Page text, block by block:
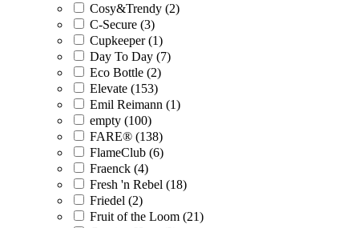
Cosy&Trendy (2)
C-Secure (3)
Cupkeeper (1)
Day To Day (7)
Eco Bottle (2)
Elevate (153)
Emil Reimann (1)
empty (100)
FARE® (138)
FlameClub (6)
Fraenck (4)
Fresh 'n Rebel (18)
Friedel (2)
Fruit of the Loom (21)